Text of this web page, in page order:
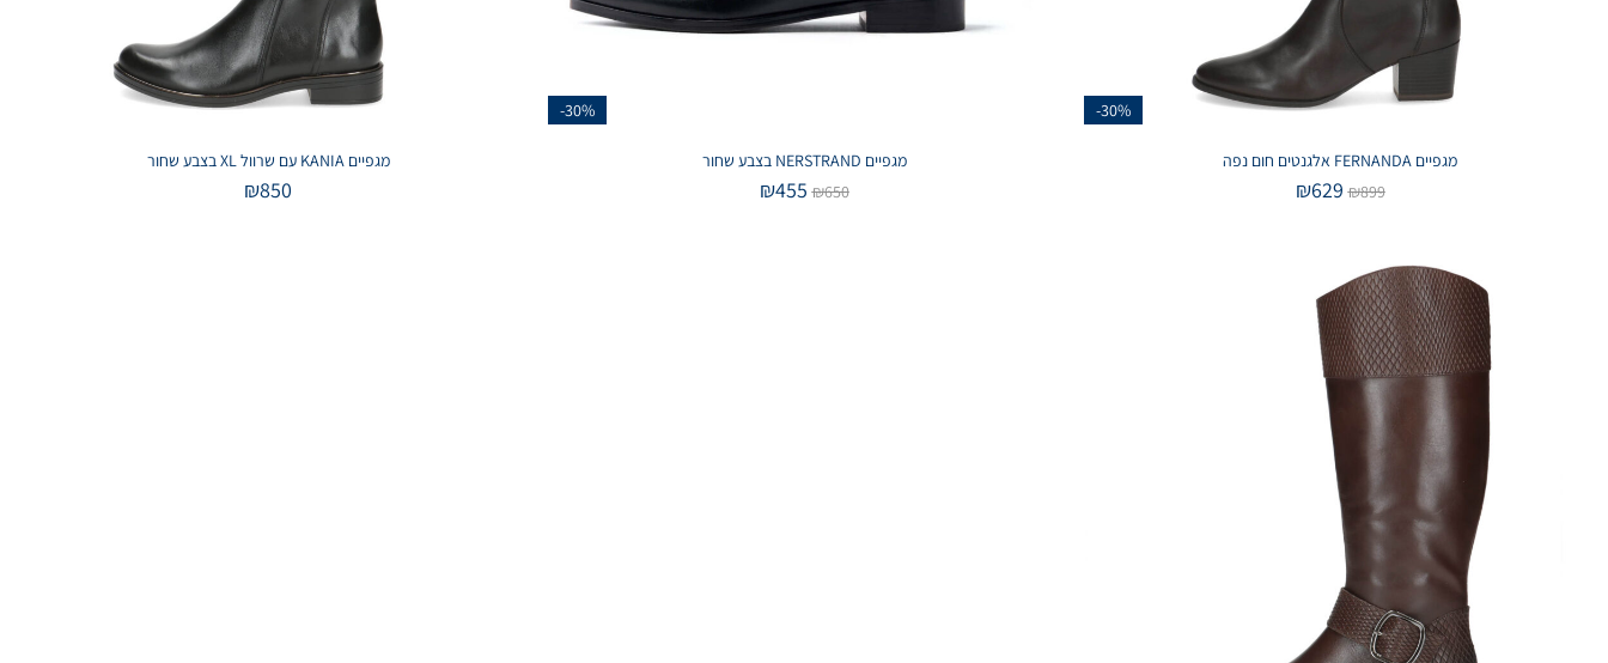
-30%
מגפיים FERNANDA אלגנטים חום נפה
₪899
₪629
-30%
מגפיים NERSTRAND בצבע שחור
₪650
₪455
מגפיים KANIA עם שרוול XL בצבע שחור
₪850